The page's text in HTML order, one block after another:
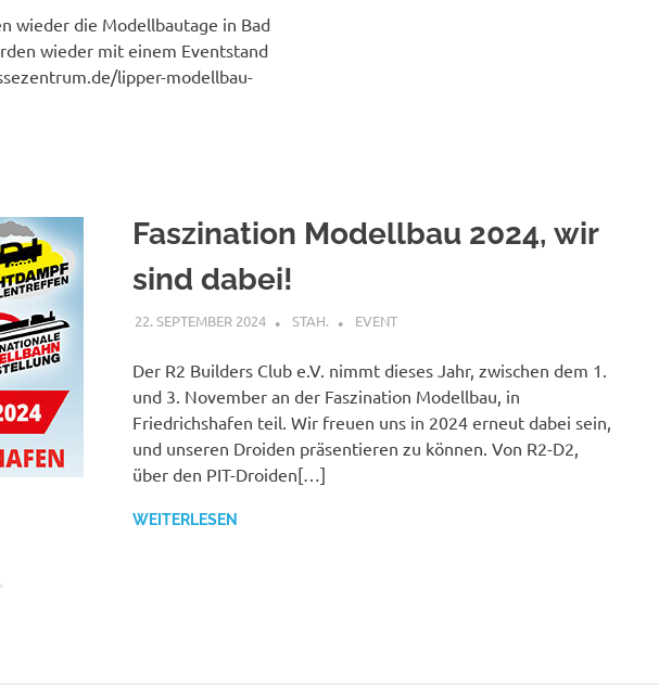
wieder die Modellbautage in Bad
wieder mit einem Eventstand
lipper-modellbau-
Faszination Modellbau 2024, wir
sind dabei!
22. SEPTEMBER 2024 STAH. EVENT
Der R2 Builders Club e.V. nimmt dieses Jahr, zwischen dem 1.
und 3. November an der Faszination Modellbau, in
Friedrichshafen teil. Wir freuen uns in 2024 erneut dabei sein,
und unseren Droiden präsentieren zu können. Von R2-D2,
über den PIT-Droiden[…]
WEITERLESEN